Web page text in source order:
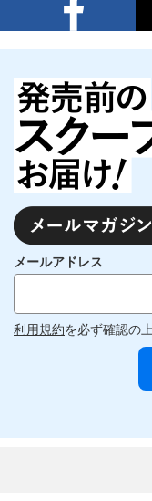
メールアドレス
利用規約を必ず確認の